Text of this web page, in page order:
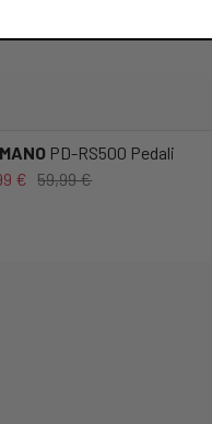
PD-RS500 Pedali
€ 59,99 €